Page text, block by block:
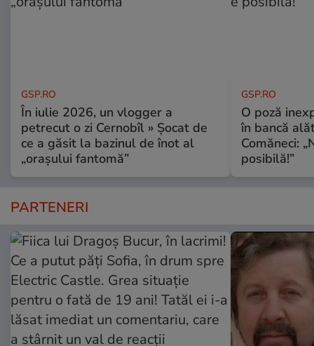
GSP.RO
În iulie 2026, un vlogger a
petrecut o zi Cernobîl » Șocat de
ce a găsit la bazinul de înot al
„orașului fantomă”
GSP.RO
O poză
în bancă
Comăneci:
posibilă!”
PARTENERI